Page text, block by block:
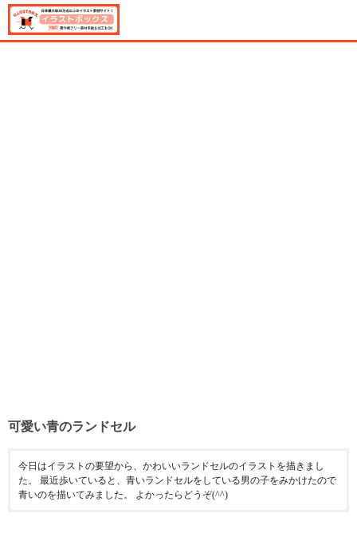
可愛い青のランドセル
今日はイラストの要望から、かわいいランドセルのイラストを描きまし
た。 最近歩いていると、青いランドセルをしている男の子をみかけたので
青いのを描いてみました。 よかったらどうぞ(^^)